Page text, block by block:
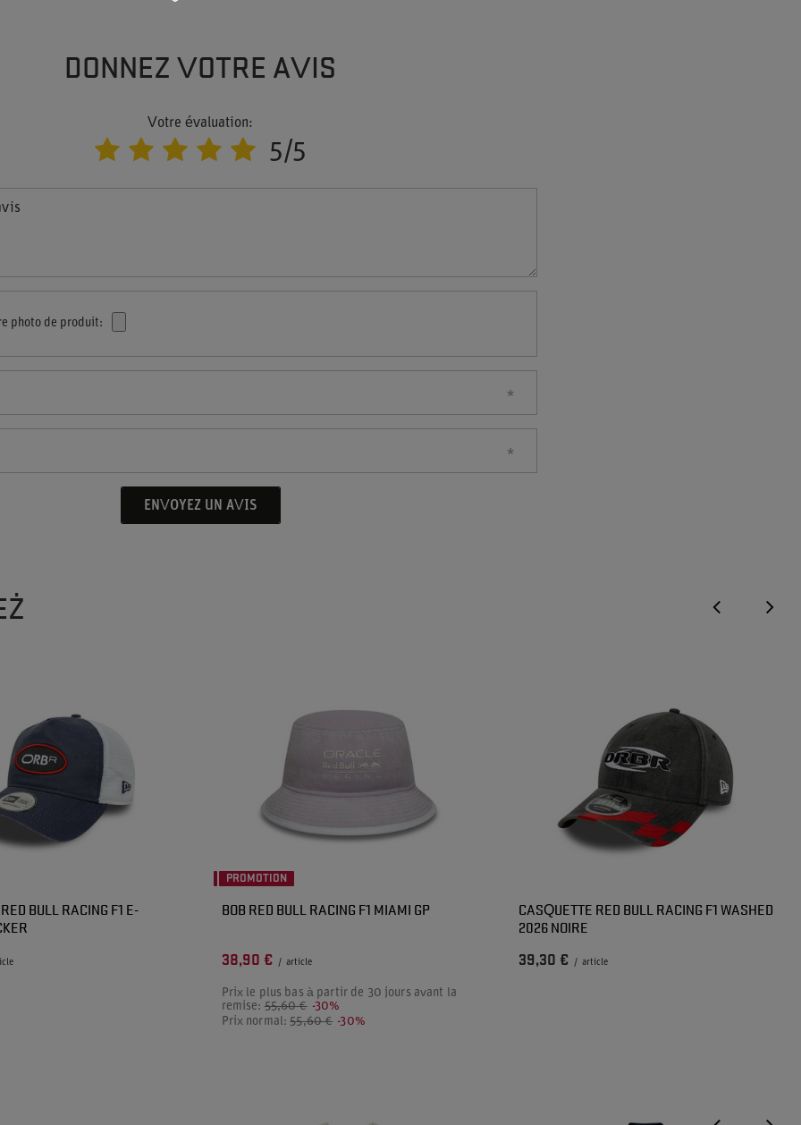
DONNEZ VOTRE AVIS
Votre évaluation:
5/5
photo de produit:
ENVOYEZ UN AVIS
BULL RACING F1 E-
PROMOTION
BOB RED BULL RACING F1 MIAMI GP
38,90 € / article
Prix le plus bas à partir de 30 jours avant la
remise:55,60 € -30%
Prix normal:55,60 € -30%
CASQUETTE RED BULL RACING F1 WASHED
2026 NOIRE
39,30 € / article